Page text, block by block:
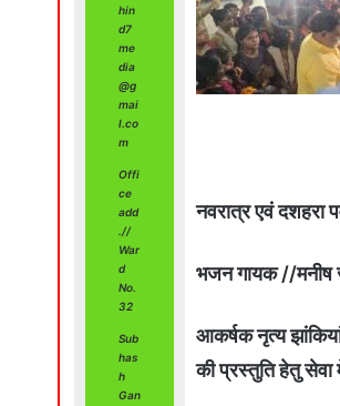
hin
d7
me
dia
@g
mai
l.co
m
Offi
ce
add
.//
War
d
No.
32
Sub
has
h
Gan
नवरात्र एवं दशहरा
भजन गायक //मनीष
आकर्षक नृत्य
की प्रस्तुति हेतु सेवा